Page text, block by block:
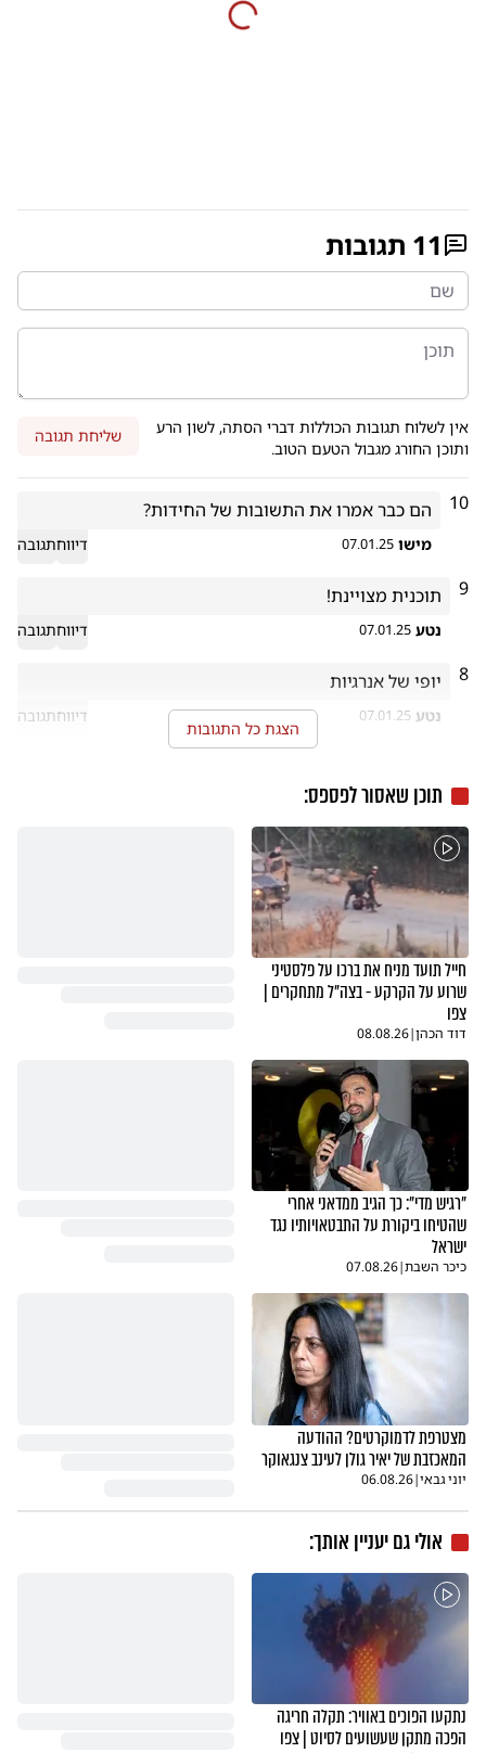
11 תגובות
אין לשלוח תגובות הכוללות דברי הסתה, לשון הרע
ותוכן החורג מגבול הטעם הטוב.
שליחת תגובה
10 הם כבר אמרו את התשובות של החידות?
מישו 07.01.25 דיווחתגובה
9 תוכנית מצויינת!
נטע 07.01.25 דיווחתגובה
8 יופי של אנרגיות
נטע 07.01.25 דיווחתגובה
הצגת כל התגובות
תוכן שאסור לפספס:
חייל תועד מניח את ברכו על פלסטיני
שרוע על הקרקע - בצה"ל מתחקרים |
צפו
דוד הכהן|
08.08.26
"רגיש מדי": כך הגיב ממדאני אחרי
שהטיחו ביקורת על התבטאויותיו נגד
ישראל
כיכר השבת|
07.08.26
מצטרפת לדמוקרטים? ההודעה
המאכזבת של יאיר גולן לעינב צנגאוקר
יוני גבאי|
06.08.26
אולי גם יעניין אותך:
נתקעו הפוכים באוויר: תקלה חריגה
הפכה מתקן שעשועים לסיוט | צפו